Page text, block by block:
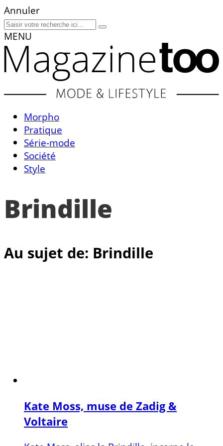
Annuler
MENU
Morpho
Pratique
Série-mode
Société
Style
Brindille
Au sujet de: Brindille
Kate Moss, muse de Zadig &
Voltaire